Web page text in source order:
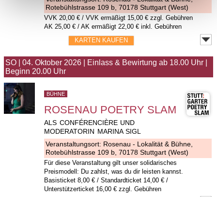
Rotebühlstrasse 109 b, 70178 Stuttgart (West)
VVK 20,00 € / VVK ermäßigt 15,00 € zzgl. Gebühren
AK 25,00 € / AK ermäßigt 22,00 € inkl. Gebühren
KARTEN KAUFEN
SO 04. Oktober 2026 Einlass & Bewirtung ab 18.00 Uhr
Beginn 20.00 Uhr
BÜHNE
ROSENAU POETRY SLAM
ALS CONFÉRENCIÈRE UND
MODERATORIN MARINA SIGL
Veranstaltungsort: Rosenau - Lokalität & Bühne
Rotebühlstrasse 109 b, 70178 Stuttgart (West)
Für diese Veranstaltung gilt unser solidarisches
Preismodell: Du zahlst, was du dir leisten kannst.
Basisticket 8,00 € / Standardticket 14,00 € /
Unterstützerticket 16,00 € zzgl. Gebühren